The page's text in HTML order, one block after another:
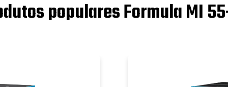
populares Formula MI